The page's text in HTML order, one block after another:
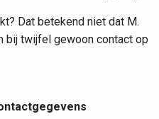
Dat betekend niet dat M.
bij twijfel gewoon contact op